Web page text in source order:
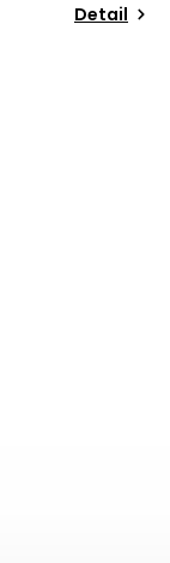
Detail